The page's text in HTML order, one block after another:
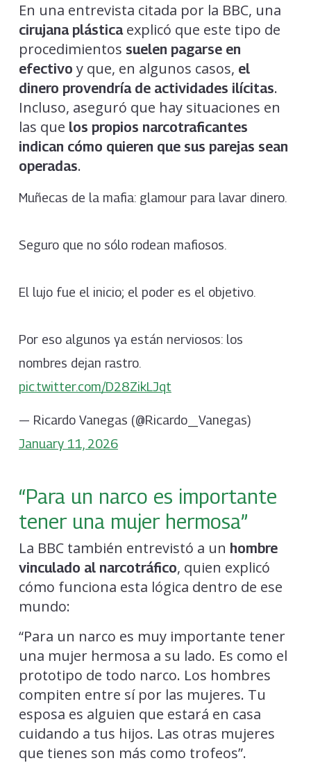
En una entrevista citada por la BBC, una
cirujana plásticaexplicó que este tipo de
procedimientos suelen pagarse en
efectivo y que, en algunos casos, el
dinero provendría de actividades ilícitas.
Incluso, aseguró que hay situaciones en
las que los propios narcotraficantes
indican cómo quieren que sus parejas sean
operadas.
Muñecas de la mafia: glamour para lavar dinero.
Seguro que no sólo rodean mafiosos.
El lujo fue el inicio; el poder es el objetivo.
Por eso algunos ya están nerviosos: los
nombres dejan rastro.
pic.twitter.com/D28ZikLJqt
— Ricardo Vanegas (@Ricardo_Vanegas)
January 11, 2026
“Para un narco es importante
tener una mujer hermosa”
La BBC también entrevistó a un hombre
vinculado al narcotráfico, quien explicó
cómo funciona esta lógica dentro de ese
mundo:
“Para un narco es muy importante tener
una mujer hermosa a su lado. Es como el
prototipo de todo narco. Los hombres
compiten entre sí por las mujeres. Tu
esposa es alguien que estará en casa
cuidando a tus hijos. Las otras mujeres
que tienes son más como trofeos”.